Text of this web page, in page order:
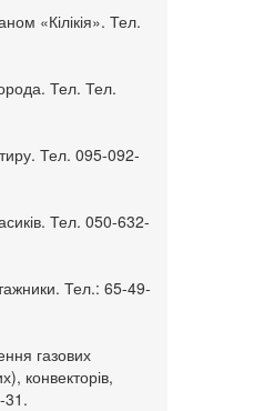
«Кілікія». Тел.
Тел. Тел.
Тел. 095-092-
Тел. 050-632-
Тел.: 65-49-
газових
конвекторів,
31.